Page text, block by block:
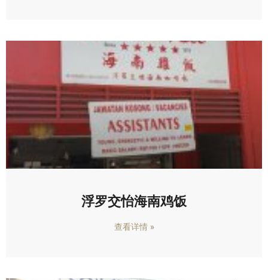
浮罗交怡海南鸡饭
查看详情 »